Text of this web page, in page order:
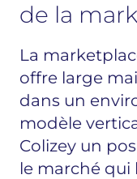
de la
La
offre large
dans un
modèle
Colizey un
le marché qui